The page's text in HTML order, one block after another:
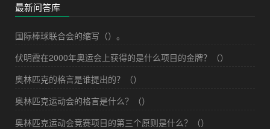
最新问答库
国际棒球联合会的缩写（）。
伏明霞在2000年奥运会上获得的是什么项目的金牌？（）
奥林匹克的格言是谁提出的？（）
奥林匹克运动会的格言是什么？（）
奥林匹克运动会竞赛项目的第三个原则是什么？（）